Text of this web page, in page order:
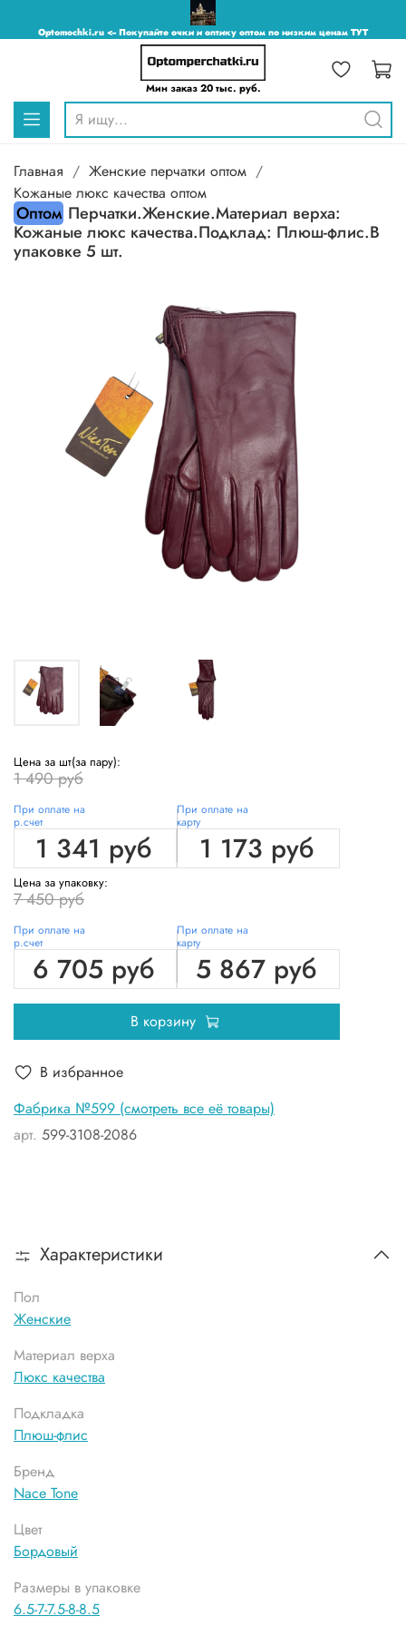
Optomochki.ru <-- Покупайте очки и оптику оптом по низким ценам ТУТ
Мин заказ 20 тыс. руб.
Главная
Женские перчатки оптом
Кожаные люкс качества оптом
Оптом Перчатки.Женские.Материал верха:
Кожаные люкс качества.Подклад: Плюш-флис.В
упаковке 5 шт.
Фабрика №599 (смотреть все её товары)
арт. 599-3108-2086
Цена за шт(за пару):
1 490 руб
При оплате на
р.счет
1 341 руб
При оплате на
карту
1 173 руб
Цена за упаковку:
7 450 руб
При оплате на
р.счет
6 705 руб
При оплате на
карту
5 867 руб
В корзину
В избранное
Характеристики
Пол
Женские
Материал верха
Люкс качества
Подкладка
Плюш-флис
Бренд
Nace Tone
Цвет
Бордовый
Размеры в упаковке
6.5-7-7.5-8-8.5